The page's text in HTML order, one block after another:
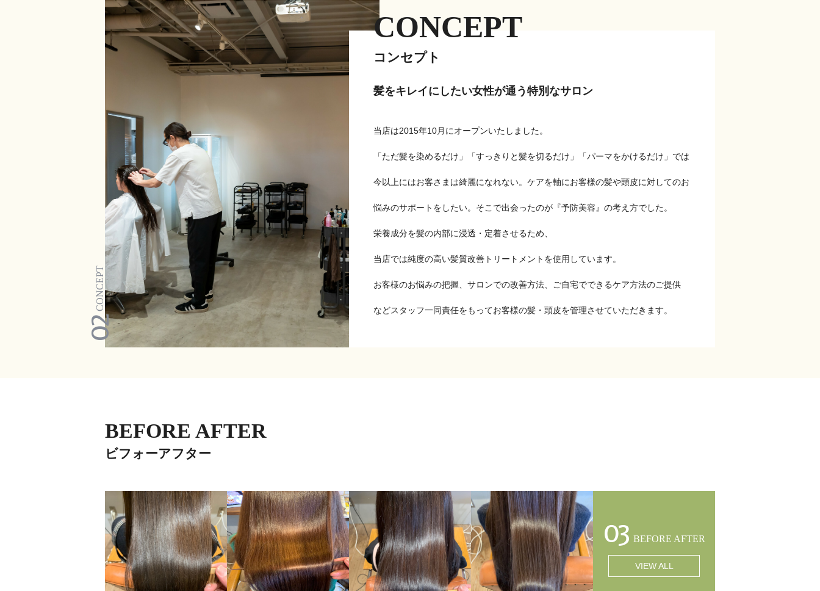
02
CONCEPT
CONCEPT
コンセプト
髪をキレイにしたい女性が通う 特別なサロン
当店は2015年10月にオープンいたしました。
「ただ髪を染めるだけ」「すっきりと髪を切るだけ」「パーマをかけるだけ」では
今以上にはお客さまは綺麗になれない。ケアを軸にお客様の髪や頭皮に対してのお
悩みのサポートをしたい。そこで出会ったのが『予防美容』の考え方でした。
栄養成分を髪の内部に浸透・定着させるため、
当店では純度の高い髪質改善トリートメントを使用しています。
お客様のお悩みの把握、サロンでの改善方法、ご自宅でできるケア方法のご提供
などスタッフ一同責任をもってお客様の髪・頭皮を管理させていただきます。
BEFORE AFTER
ビフォーアフター
03 BEFORE AFTER
VIEW ALL